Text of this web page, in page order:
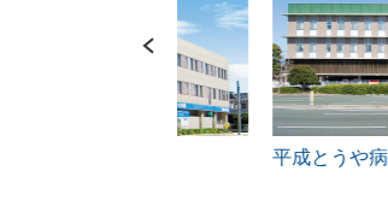
平成とうや病院